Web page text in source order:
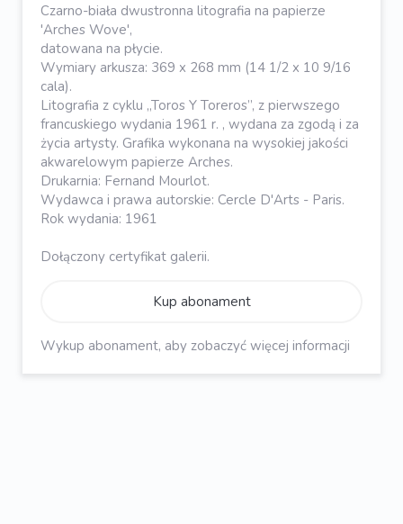
Czarno-biała dwustronna litografia na papierze
'Arches Wove',
datowana na płycie.
Wymiary arkusza: 369 x 268 mm (14 1/2 x 10 9/16
cala).
Litografia z cyklu „Toros Y Toreros”, z pierwszego
francuskiego wydania 1961 r. , wydana za zgodą i za
życia artysty. Grafika wykonana na wysokiej jakości
akwarelowym papierze Arches.
Drukarnia: Fernand Mourlot.
Wydawca i prawa autorskie: Cercle D'Arts - Paris.
Rok wydania: 1961
Dołączony certyfikat galerii.
Kup abonament
Wykup abonament, aby zobaczyć więcej informacji